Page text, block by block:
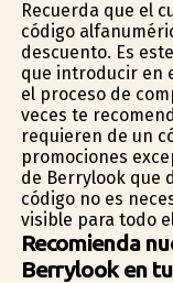
Recuerda que el
código
descuento. Es
que introducir en
el proceso de
veces te
requieren de un
promociones
de Berrylook que
código no es
visible para todo
Recomienda
Berrylook en